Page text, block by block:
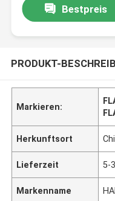
Bestpreis
PRODUKT-
Markieren:
Herkunftsort
Lieferzeit 5-
Markenname